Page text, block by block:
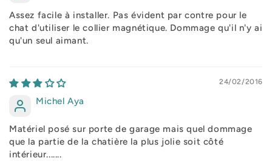
Assez facile à installer. Pas évident par contre pour le
chat d'utiliser le collier magnétique. Dommage qu'il n'y ai
qu'un seul aimant.
24/02/2016
Michel Aya
Matériel posé sur porte de garage mais quel dommage
que la partie de la chatière la plus jolie soit côté
intérieur.......